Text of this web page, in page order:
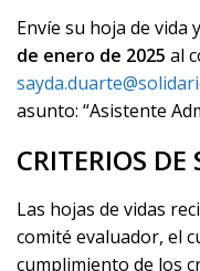
Envíe su hoja de vida
de enero de 2025 al
asunto: “Asistente
CRITERIOS DE
Las hojas de vidas
comité evaluador, el
cumplimiento de los